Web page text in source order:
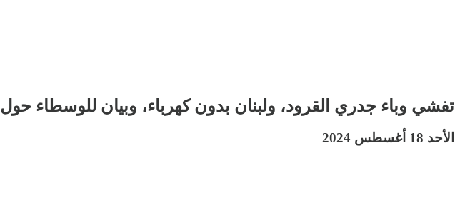
تفشي وباء جدري القرود، ولبنان بدون كهرباء، وبيان للوسطاء حول
الأحد 18 أغسطس 2024